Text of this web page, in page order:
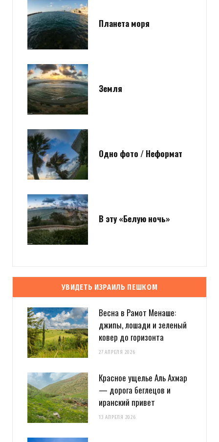
Планета моря
Земля
Одно фото / Неформат
В эту «Белую ночь»
УВИДЕТЬ ИЗРАИЛЬ ПЕШКОМ
Весна в Рамот Менаше:
джипы, лошади и зеленый
ковер до горизонта
27 АПРЕЛЯ 2026
Красное ущелье Аль Ахмар
— дорога беглецов и
иранский привет
13 АПРЕЛЯ 2026